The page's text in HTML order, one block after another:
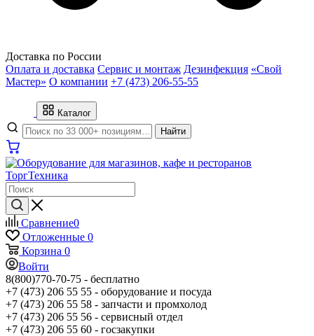
Доставка по России
Оплата и доставка Сервис и монтаж Дезинфекция «Свой
Мастер» О компании +7 (473) 206-55-55
Каталог
Найти
Сравнение0
Отложенные 0
Корзина 0
Войти
8(800)770-70-75 - бесплатно
+7 (473) 206 55 55 - оборудование и посуда
+7 (473) 206 55 58 - запчасти и промхолод
+7 (473) 206 55 56 - сервисный отдел
+7 (473) 206 55 60 - госзакупки